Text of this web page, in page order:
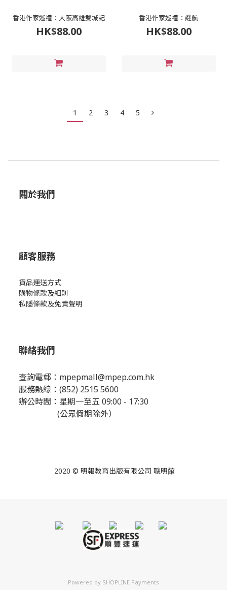
香港作家巡禮：大阪高雄雙城記
HK$88.00
香港作家巡禮：謎航
HK$88.00
1 2 3 4 5
關於我們
顧客服務
貨品運送方式
購物條款及細則
私隱條款及免責聲明
聯絡我們
查詢電郵： mpepmall@mpep.com.hk
服務熱線：(852) 2515 5600
辦公時間：星期一至五 09:00 - 17:30
(公眾假期除外）
2020 © 明報教育出版有限公司 聰明館
Powered by SHOPLINE Payments